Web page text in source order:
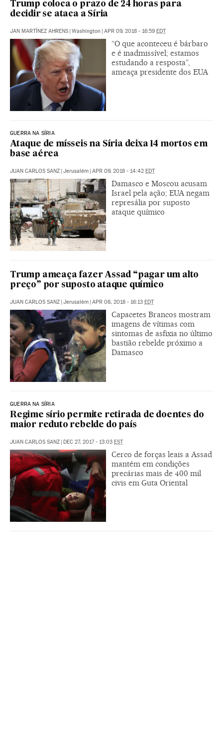
Trump coloca o prazo de 24 horas para
decidir se ataca a Síria
JAN MARTÍNEZ AHRENS | Washington | APR 09, 2018 - 16:59 EDT
“O que aconteceu é bárbaro
e é inadmissível; estamos
estudando a resposta”,
ameaça presidente dos EUA
GUERRA NA SÍRIA
Ataque de mísseis na Síria deixa 14 mortos em
base aérea
JUAN CARLOS SANZ | Jerusalém | APR 09, 2018 - 14:42 EDT
Damasco e Moscou acusam
Israel pela ação; EUA negam
represália por suposto
ataque químico
Trump ameaça fazer Assad “pagar um alto
preço” por suposto ataque químico
JUAN CARLOS SANZ | Jerusalém | APR 08, 2018 - 16:13 EDT
Capacetes Brancos mostram
imagens de vítimas com
sintomas de asfixia no último
bastião rebelde próximo a
Damasco
GUERRA NA SÍRIA
Regime sírio permite retirada de doentes do
maior reduto rebelde do país
JUAN CARLOS SANZ | DEC 27, 2017 - 13:03 EST
Cerco de forças leais a Assad
mantém em condições
precárias mais de 400 mil
civis em Guta Oriental